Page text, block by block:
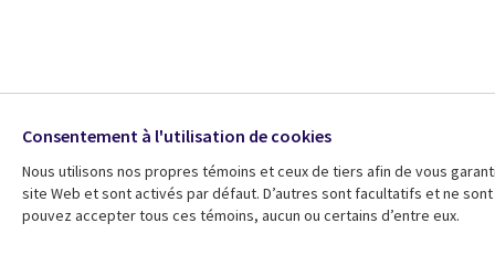
Consentement à l'utilisation de cookies
Nous utilisons nos propres témoins et ceux de tiers afin de vous
site Web et sont activés par défaut. D’autres sont facultatifs et ne
pouvez accepter tous ces témoins, aucun ou certains d’entre eux.